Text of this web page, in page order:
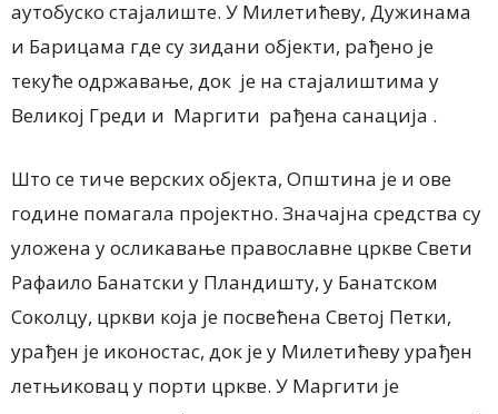
аутобуско стајалиште. У Милетићеву, Дужинама
и Барицама где су зидани објекти, рађено је
текуће одржавање, док је на стајалиштима у
Великој Греди и Маргити рађена санација .
Што се тиче верских објекта, Општина је и ове
године помагала пројектно. Значајна средства су
уложена у осликавање православне цркве Свети
Рафаило Банатски у Пландишту, у Банатском
Соколцу, цркви која је посвећена Светој Петки,
урађен је иконостас, док је у Милетићеву урађен
летњиковац у порти цркве. У Маргити је